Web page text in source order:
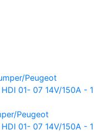
Peugeot
01- 07 14V/150A - 1